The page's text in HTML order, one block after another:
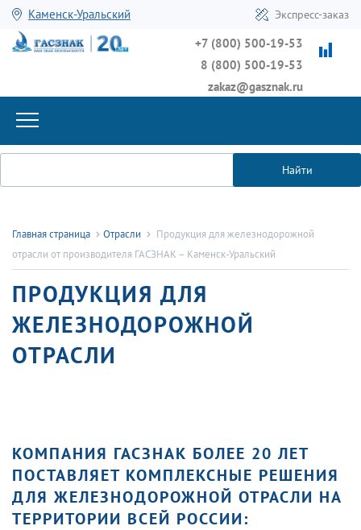
Каменск-Уральский Экспресс-заказ
+7 (800) 500-19-53
8 (800) 500-19-53
zakaz@gasznak.ru
Найти
Главная страница Отрасли
Продукция для железнодорожной
отрасли от производителя ГАСЗНАК – Каменск-Уральский
ПРОДУКЦИЯ ДЛЯ
ЖЕЛЕЗНОДОРОЖНОЙ
ОТРАСЛИ
КОМПАНИЯ ГАСЗНАК БОЛЕЕ 20 ЛЕТ
ПОСТАВЛЯЕТ КОМПЛЕКСНЫЕ РЕШЕНИЯ
ДЛЯ ЖЕЛЕЗНОДОРОЖНОЙ ОТРАСЛИ НА
ТЕРРИТОРИИ ВСЕЙ РОССИИ: